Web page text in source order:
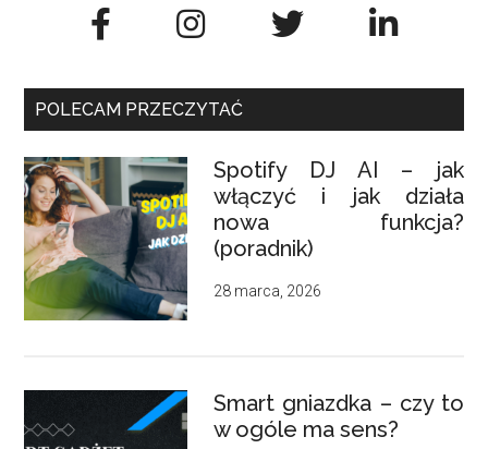
POLECAM PRZECZYTAĆ
Spotify DJ AI – jak
włączyć i jak działa
nowa funkcja?
(poradnik)
28 marca, 2026
Smart gniazdka – czy to
w ogóle ma sens?